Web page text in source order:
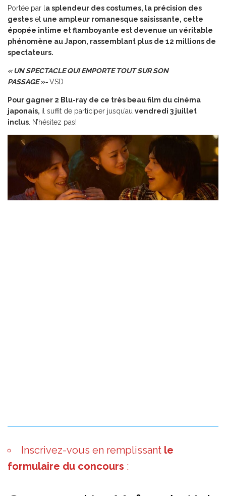
Portée par l a splendeur des costumes, la précision des
gestes et une ampleur romanesque saisissante, cette
épopée intime et flamboyante est devenue un véritable
phénomène au Japon, rassemblant plus de 12 millions de
spectateurs.
« UN SPECTACLE QUI EMPORTE TOUT SUR SON
PASSAGE »-VSD
Pour gagner 2 Blu-ray de ce très beau film du cinéma
japonais, il suffit de participer jusqu’au vendredi 3 juillet
inclus . N’hésitez pas!
Inscrivez-vous en remplissant le
formulaire du concours :